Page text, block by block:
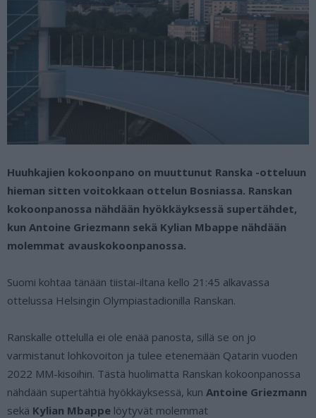
Huuhkajien kokoonpano on muuttunut Ranska -otteluun
hieman sitten voitokkaan ottelun Bosniassa. Ranskan
kokoonpanossa nähdään hyökkäyksessä supertähdet,
kun Antoine Griezmann sekä Kylian Mbappe nähdään
molemmat avauskokoonpanossa.
Suomi kohtaa tänään tiistai-iltana kello 21:45 alkavassa
ottelussa Helsingin Olympiastadionilla Ranskan.
Ranskalle ottelulla ei ole enää panosta, sillä se on jo
varmistanut lohkovoiton ja tulee etenemään Qatarin vuoden
2022 MM-kisoihin. Tästä huolimatta Ranskan kokoonpanossa
nähdään supertähtiä hyökkäyksessä, kun Antoine Griezmann
sekä Kylian Mbappe löytyvät molemmat